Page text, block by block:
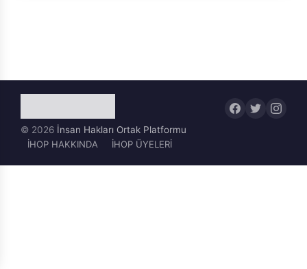
© 2026 İnsan Hakları Ortak Platformu
İHOP HAKKINDA
İHOP ÜYELERİ